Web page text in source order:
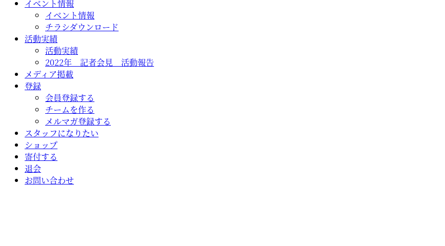
イベント情報
イベント情報
チラシダウンロード
活動実績
活動実績
2022年 記者会見 活動報告
メディア掲載
登録
会員登録する
チームを作る
メルマガ登録する
スタッフになりたい
ショップ
寄付する
退会
お問い合わせ